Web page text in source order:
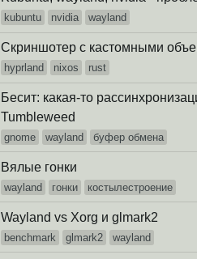
kubuntu nvidia wayland
Скриншотер с кастомными
hyprland nixos rust
Бесит: какая-то
Tumbleweed
gnome wayland буфер обмена
Вялые гонки
wayland гонки костылестроение
Wayland vs Xorg и glmark2
benchmark glmark2 wayland